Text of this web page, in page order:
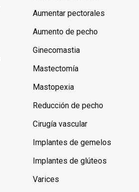
Aumentar pectorales
Aumento de pecho
Ginecomastia
Mastectomía
Mastopexia
Reducción de pecho
Cirugía vascular
Implantes de gemelos
Implantes de glúteos
Varices